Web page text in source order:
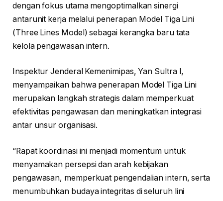
dengan fokus utama mengoptimalkan sinergi
antarunit kerja melalui penerapan Model Tiga Lini
(Three Lines Model) sebagai kerangka baru tata
kelola pengawasan intern.
Inspektur Jenderal Kemenimipas, Yan Sultra I,
menyampaikan bahwa penerapan Model Tiga Lini
merupakan langkah strategis dalam memperkuat
efektivitas pengawasan dan meningkatkan integrasi
antar unsur organisasi.
“Rapat koordinasi ini menjadi momentum untuk
menyamakan persepsi dan arah kebijakan
pengawasan, memperkuat pengendalian intern, serta
menumbuhkan budaya integritas di seluruh lini